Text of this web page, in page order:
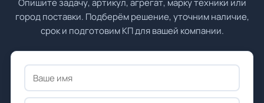
Опишите задачу, артикул, агрегат, марку техники или
город поставки. Подберём решение, уточним наличие,
срок и подготовим КП для вашей компании.